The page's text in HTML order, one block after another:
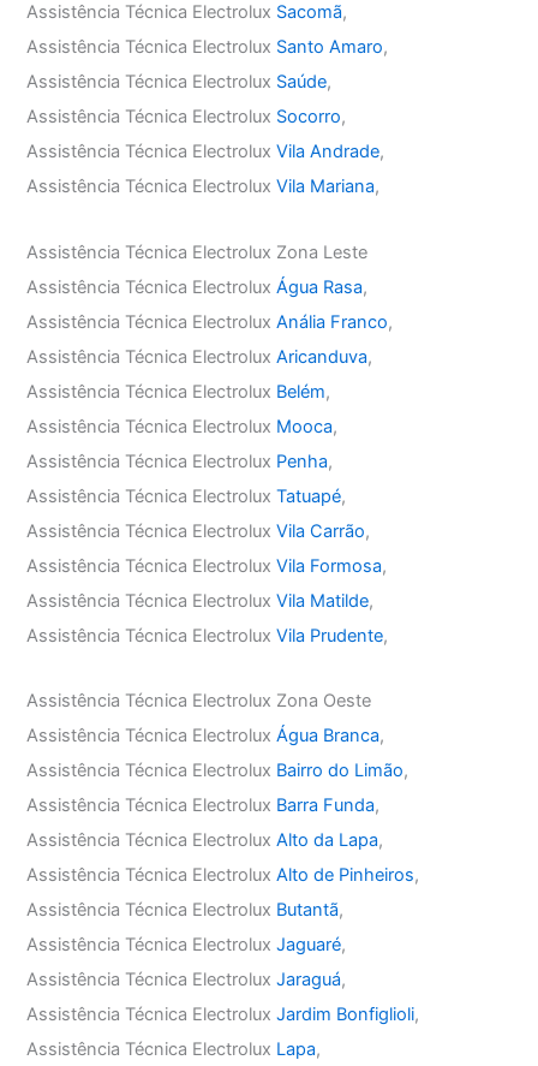
Assistência Técnica Electrolux Sacomã,
Assistência Técnica Electrolux Santo Amaro,
Assistência Técnica Electrolux Saúde,
Assistência Técnica Electrolux Socorro,
Assistência Técnica ElectroluxVila Andrade,
Assistência Técnica ElectroluxVila Mariana,
Assistência Técnica Electrolux Zona Leste
Assistência Técnica ElectroluxÁgua Rasa,
Assistência Técnica ElectroluxAnália Franco,
Assistência Técnica ElectroluxAricanduva,
Assistência Técnica Electrolux Belém,
Assistência Técnica Electrolux Mooca,
Assistência Técnica Electrolux Penha,
Assistência Técnica ElectroluxTatuapé,
Assistência Técnica ElectroluxVila Carrão,
Assistência Técnica ElectroluxVila Formosa,
Assistência Técnica ElectroluxVila Matilde,
Assistência Técnica ElectroluxVila Prudente,
Assistência Técnica Electrolux Zona Oeste
Assistência Técnica ElectroluxÁgua Branca,
Assistência Técnica Electrolux Bairro do Limão,
Assistência Técnica Electrolux Barra Funda,
Assistência Técnica ElectroluxAlto da Lapa,
Assistência Técnica ElectroluxAlto de Pinheiros,
Assistência Técnica Electrolux Butantã,
Assistência Técnica ElectroluxJaguaré,
Assistência Técnica ElectroluxJaraguá,
Assistência Técnica ElectroluxJardim Bonfiglioli,
Assistência Técnica Electrolux Lapa,